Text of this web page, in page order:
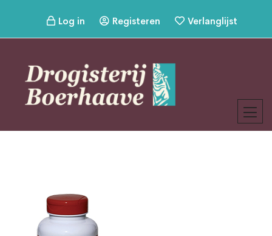
Log in Registeren Verlanglijst